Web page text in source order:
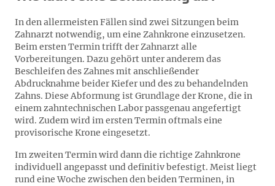
In den allermeisten Fällen sind zwei Sitzungen beim
Zahnarzt notwendig, um eine Zahnkrone einzusetzen.
Beim ersten Termin trifft der Zahnarzt alle
Vorbereitungen. Dazu gehört unter anderem das
Beschleifen des Zahnes mit anschließender
Abdrucknahme beider Kiefer und des zu behandelnden
Zahns. Diese Abformung ist Grundlage der Krone, die in
einem zahntechnischen Labor passgenau angefertigt
wird. Zudem wird im ersten Termin oftmals eine
provisorische Krone eingesetzt.
Im zweiten Termin wird dann die richtige Zahnkrone
individuell angepasst und definitiv befestigt. Meist liegt
rund eine Woche zwischen den beiden Terminen, in